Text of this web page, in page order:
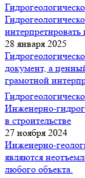
28 января 2025
документ, а
грамотной
Инженерно-
в строительстве
27 ноября 2024
Инженерно-
являются
любого объекта.